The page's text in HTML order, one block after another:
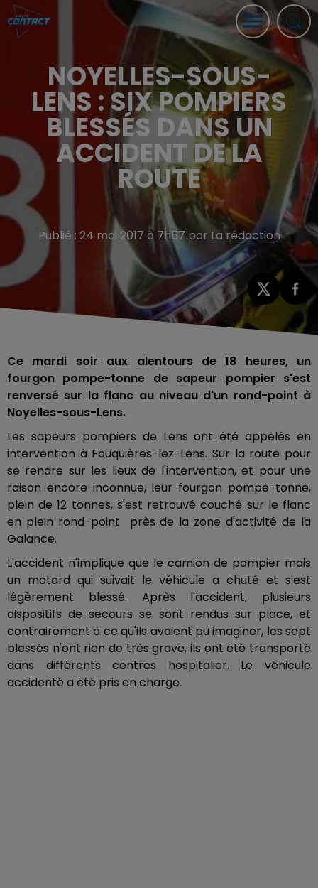
NOYELLES-SOUS-
LENS : SIX POMPIERS
BLESSÉS DANS UN
ACCIDENT DE LA
ROUTE
Publié : 24 mai 2017 à 7h57 par La rédaction
Ce mardi soir aux alentours de 18 heures, un
fourgon pompe-tonne de sapeur pompier s'est
renversé sur la flanc au niveau d'un rond-point à
Noyelles-sous-Lens.
Les sapeurs pompiers de Lens ont été appelés en
intervention à Fouquières-lez-Lens. Sur la route pour
se rendre sur les lieux de l'intervention, et pour une
raison encore inconnue, leur fourgon pompe-tonne,
plein de 12 tonnes, s'est retrouvé couché sur le flanc
en plein rond-point près de la zone d'activité de la
Galance.
L'accident n'implique que le camion de pompier mais
un motard qui suivait le véhicule a chuté et s'est
légèrement blessé. Après l'accident, plusieurs
dispositifs de secours se sont rendus sur place, et
contrairement à ce qu'ils avaient pu imaginer, les sept
blessés n'ont rien de très grave, ils ont été transporté
dans différents centres hospitalier. Le véhicule
accidenté a été pris en charge.